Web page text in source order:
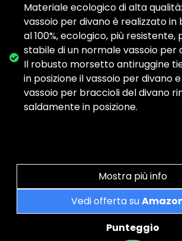
Materiale ecologico di alta
vassoio per divano è realizzato
al 100%, ecologico, più resistente,
stabile di un normale vassoio per
Il robusto morsetto antiruggine
in posizione il vassoio per divano
vassoio per braccioli del divano
saldamente in posizione.
Mostra più info
Vedi offerta su
Punteggio